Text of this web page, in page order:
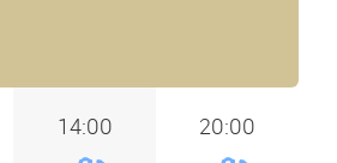
14:00 20:00